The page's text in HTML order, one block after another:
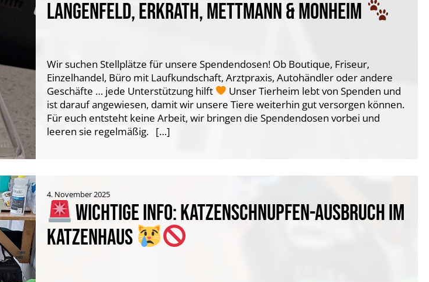
LANGENFELD, ERKRATH, METTMANN & MONHEIM
Wir suchen Stellplätze für unsere Spendendosen! Ob Boutique, Friseur,
Einzelhandel, Büro mit Laufkundschaft, Arztpraxis, Autohändler oder andere
Geschäfte … jede Unterstützung hilft
Unser Tierheim lebt von Spenden und
ist darauf angewiesen, damit wir unsere Tiere weiterhin gut versorgen können.
Für euch entsteht keine Arbeit, wir bringen die Spendendosen vorbei und
leeren sie regelmäßig. […]
4. November 2025
WICHTIGE INFO: KATZENSCHNUPFEN-AUSBRUCH IM
KATZENHAUS